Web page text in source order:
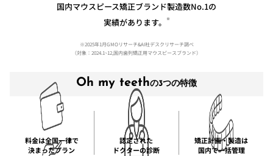
国内マウスピース矯正ブランド製造数No.1の
実績があります。
※
※2025年1月GMOリサーチ&AI社デスクリサーチ調べ
（対象：2024.1~12,国内歯列矯正用マウスピースブランド）
Oh my teethの3つの特徴
料金は全国一律で
決まったプラン
認定された
ドクターの診断
矯正計画・製造は
国内で一括管理